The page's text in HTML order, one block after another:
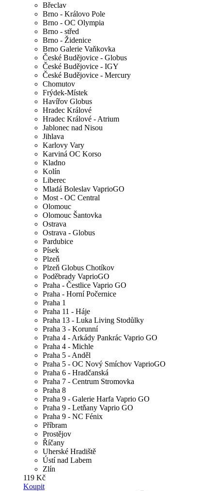
Břeclav
Brno - Královo Pole
Brno - OC Olympia
Brno - střed
Brno - Židenice
Brno Galerie Vaňkovka
České Budějovice - Globus
České Budějovice - IGY
České Budějovice - Mercury
Chomutov
Frýdek-Místek
Havířov Globus
Hradec Králové
Hradec Králové - Atrium
Jablonec nad Nisou
Jihlava
Karlovy Vary
Karviná OC Korso
Kladno
Kolín
Liberec
Mladá Boleslav VaprioGO
Most - OC Central
Olomouc
Olomouc Šantovka
Ostrava
Ostrava - Globus
Pardubice
Písek
Plzeň
Plzeň Globus Chotíkov
Poděbrady VaprioGO
Praha - Čestlice Vaprio GO
Praha - Horní Počernice
Praha 1
Praha 11 - Háje
Praha 13 - Luka Living Stodůlky
Praha 3 - Korunní
Praha 4 - Arkády Pankrác Vaprio GO
Praha 4 - Michle
Praha 5 - Anděl
Praha 5 - OC Nový Smíchov VaprioGO
Praha 6 - Hradčanská
Praha 7 - Centrum Stromovka
Praha 8
Praha 9 - Galerie Harfa Vaprio GO
Praha 9 - Letňany Vaprio GO
Praha 9 - NC Fénix
Příbram
Prostějov
Říčany
Uherské Hradiště
Ústí nad Labem
Zlín
119 Kč
Koupit